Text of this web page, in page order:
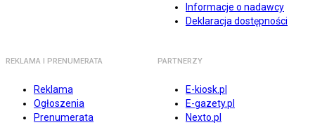
Informacje o nadawcy
Deklaracja dostępności
REKLAMA I PRENUMERATA
Reklama
Ogłoszenia
Prenumerata
PARTNERZY
E-kiosk.pl
E-gazety.pl
Nexto.pl